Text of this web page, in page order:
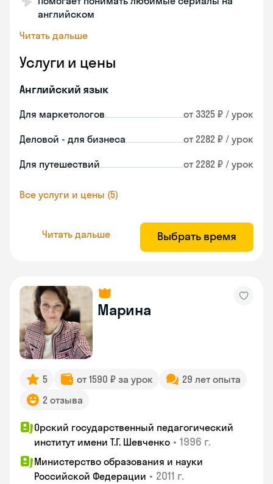
английском
Читать дальше
Услуги и цены
Английский язык
Для маркетологов от 3325 ₽ / урок
Деловой - для бизнеса от 2282 ₽ / урок
Для путешествий от 2282 ₽ / урок
Все услуги и цены (5)
Читать дальше Выбрать время
Марина
5 от 1590 ₽ за урок
29 лет опыта
2 отзыва
Орский государственный педагогический
институт имени Т.Г. Шевченко • 1996 г.
Министерство образования и науки
Российской Федерации • 2011 г.